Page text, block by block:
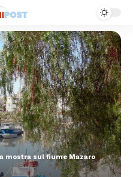
mostra sul fiume Mazaro